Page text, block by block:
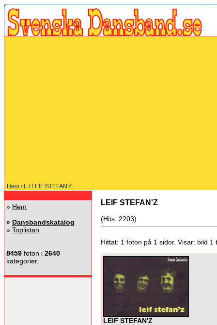
Hem / L / LEIF STEFAN'Z
» Hem
» Dansbandskatalog
» Toplistan
8459 foton i 2640
kategorier.
LEIF STEFAN'Z
(Hits: 2203)
Hittat: 1 foton på 1 sidor. Visar: bild 1
LEIF STEFAN'Z